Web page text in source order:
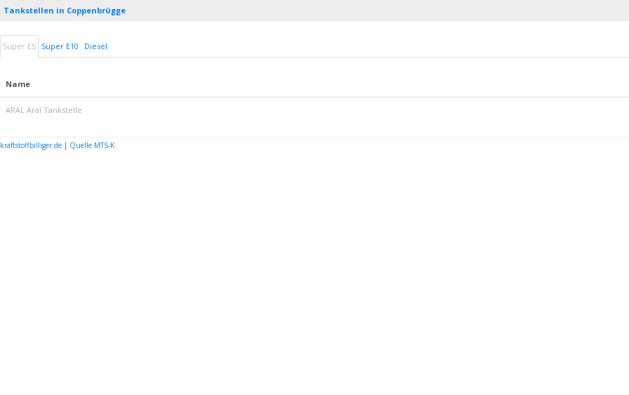
Tankstellen in Coppenbrügge
Super E5 Super E10 Diesel
Name
ARAL Aral Tankstelle
kraftstoffbilliger.de | Quelle MTS-K